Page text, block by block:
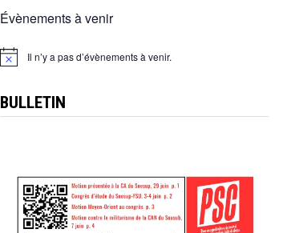
Évènements à venir
Notice Il n’y a pas d’évènements à venir.
BULLETIN